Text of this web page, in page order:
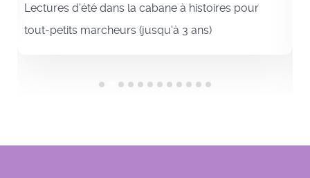
Lectures d'été dans la cabane à histoires pour
tout-petits marcheurs (jusqu'à 3 ans)